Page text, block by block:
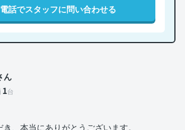
電話でスタッフに問い合わせる
ん
1台
、本当にありがとうございます。